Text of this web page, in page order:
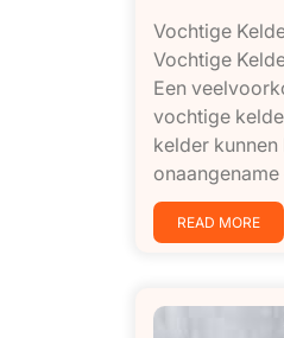
Vochtige
Vochtige
Een
vochtige
kelder
READ MORE